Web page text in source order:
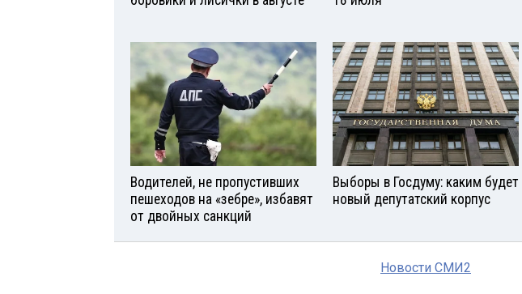
Водителей, не пропустивших
пешеходов на «зебре», избавят
от двойных санкций
Выборы в Госдуму: каким будет
новый депутатский корпус
Новости СМИ2